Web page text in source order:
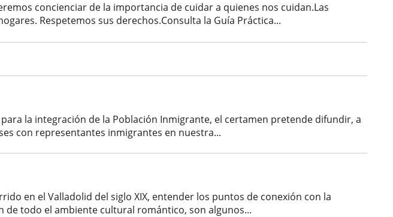
concienciar de la importancia de cuidar a quienes nos cuidan.Las
Respetemos sus derechos.Consulta la Guía Práctica...
la integración de la Población Inmigrante, el certamen pretende difundir, a
con representantes inmigrantes en nuestra...
en el Valladolid del siglo XIX, entender los puntos de conexión con la
todo el ambiente cultural romántico, son algunos...